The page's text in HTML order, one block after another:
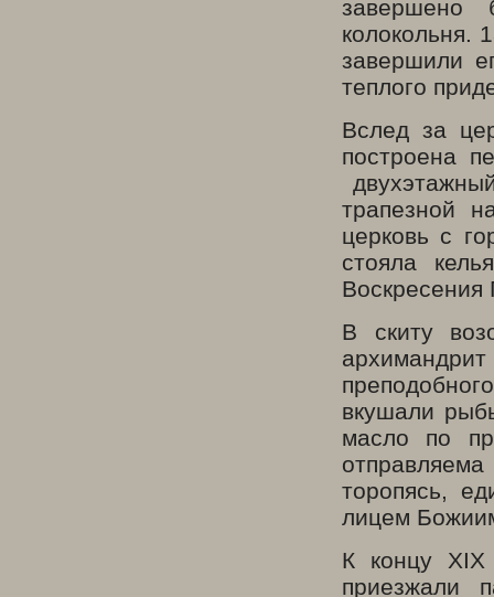
завершено
колокольня.
завершили
теплого
Вслед за
построена
трапезной
церковь с
стояла
Воскресения
В скиту
вкушали
масло по
торопясь,
лицем
К концу XIX
приезжали